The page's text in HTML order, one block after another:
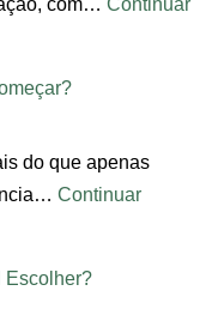
com… Continuar
do que apenas
Continuar
Escolher?